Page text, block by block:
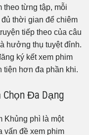
theo từng tập, mỗi
thời gian để chiêm
tiếp theo của câu
hưởng thụ tuyệt đỉnh.
ký kết xem phim
tiện hơn đa phần khi.
Chọn Đa Dạng
Khủng phì là một
vấn đề xem phim